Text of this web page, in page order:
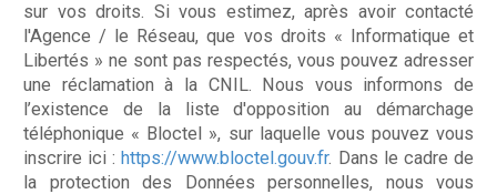
sur vos droits. Si vous estimez, après avoir contacté
l'Agence / le Réseau, que vos droits « Informatique et
Libertés » ne sont pas respectés, vous pouvez adresser
une réclamation à la CNIL. Nous vous informons de
l’existence de la liste d'opposition au démarchage
téléphonique « Bloctel », sur laquelle vous pouvez vous
inscrire ici :https://www.bloctel.gouv.fr. Dans le cadre de
la protection des Données personnelles, nous vous